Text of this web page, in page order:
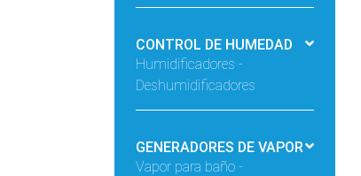
CONTROL DE HUMEDAD
Humidificadores -
Deshumidificadores
GENERADORES DE VAPOR
Vapor para baño -